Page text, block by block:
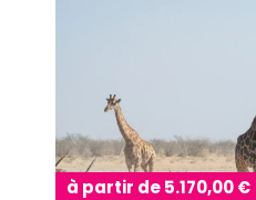
à partir de 5.170,00 €